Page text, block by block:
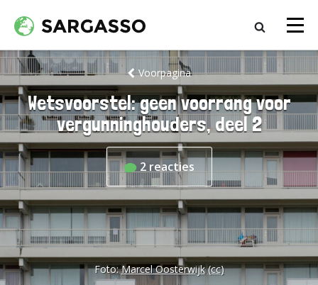
Voorpagina
Wetsvoorstel: geen voorrang voor
vergunninghouders, deel 2
2 reacties
Foto:Marcel Oosterwijk (cc)